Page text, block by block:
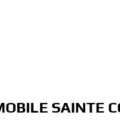
SAINTE